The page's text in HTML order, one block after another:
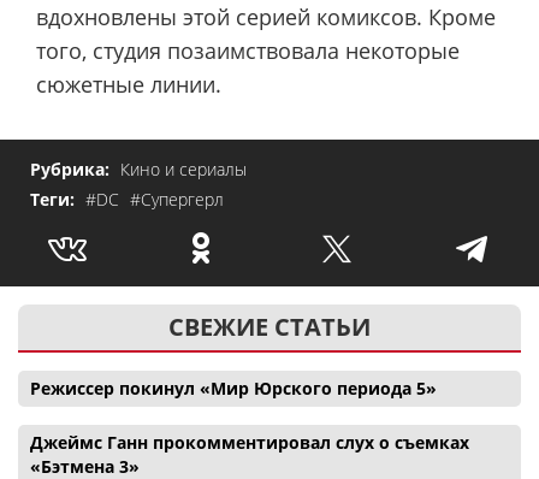
вдохновлены этой серией комиксов. Кроме
того, студия позаимствовала некоторые
сюжетные линии.
Рубрика: Кино и сериалы
Теги: #DC #Супергерл
СВЕЖИЕ СТАТЬИ
Режиссер покинул «Мир Юрского периода 5»
Джеймс Ганн прокомментировал слух о съемках
«Бэтмена 3»